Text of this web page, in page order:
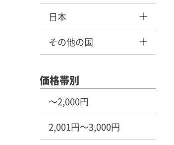
日本
その他の国
価格帯別
～2,000円
2,001円～3,000円